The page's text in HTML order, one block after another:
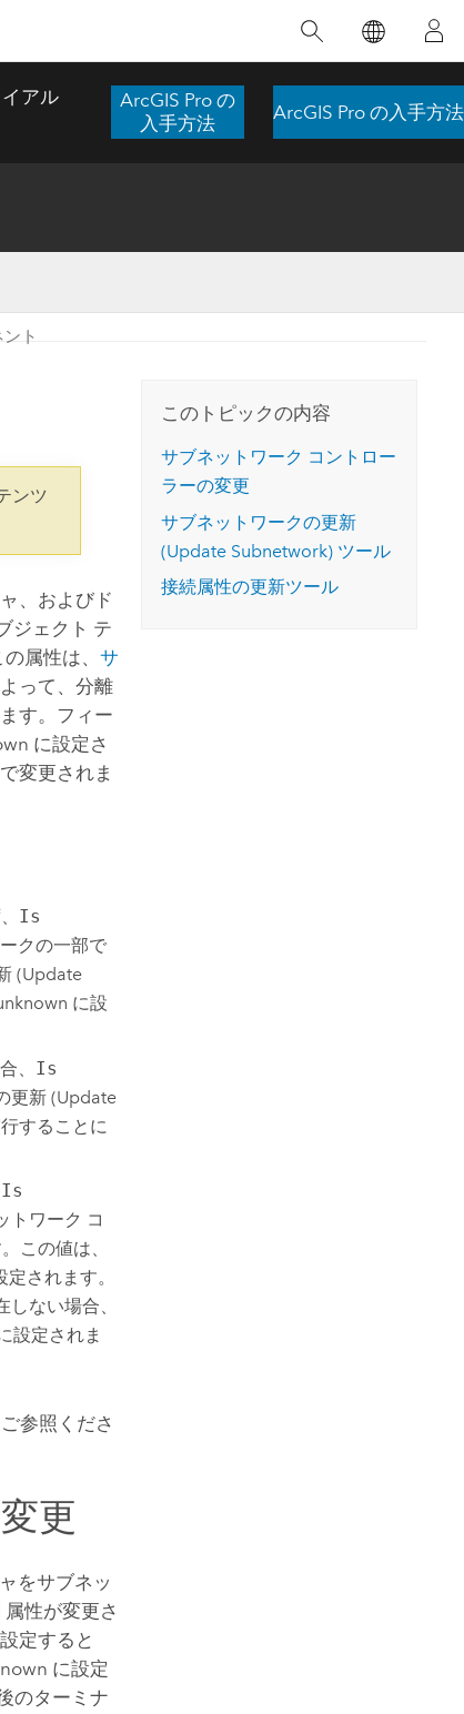
られています。 技術がどのようなものかを
ブ マップを試したり、製品の機能を調べた
り、無料トライアルを開始したりします。
ArcGIS Pro の詳細
するために使用される空間統計技術を探索
リケーションを構築し、重要な救助活動を
ストーリーを読む
イノベーションへの取り
組み
ーメーション
注目
アル
ArcGIS Pro の
入手方法
ArcGIS Pro の入手方法
ト
ンツ
、およびド
ジェクト テ
の属性は、サ
って、分離
す。フィー
に設定さ
変更されま
Is
クの一部で
(Update
に設
、 Is
更新 (Update
することに
Is
トワーク コ
この値は、
されます。
ない場合、
設定されま
参照くださ
更
をサブネッ
属性が変更さ
定すると
に設定
のターミナ
このトピックの内容
サブネットワーク コントロー
ラーの変更
サブネットワークの更新
(Update Subnetwork) ツール
接続属性の更新ツール